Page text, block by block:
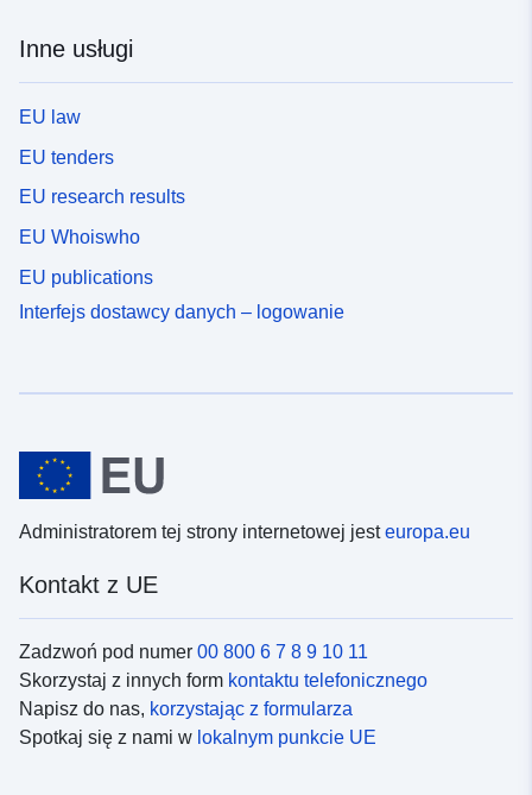
Inne usługi
EU law
EU tenders
EU research results
EU Whoiswho
EU publications
Interfejs dostawcy danych – logowanie
Administratorem tej strony internetowej jesteuropa.eu
Kontakt z UE
Zadzwoń pod numer 00 800 6 7 8 9 10 11
Skorzystaj z innych form kontaktu telefonicznego
Napisz do nas, korzystając z formularza
Spotkaj się z nami w lokalnym punkcie UE